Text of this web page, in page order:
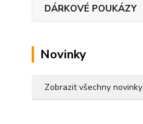
DÁRKOVÉ POUKÁZY
Novinky
Zobrazit všechny novinky